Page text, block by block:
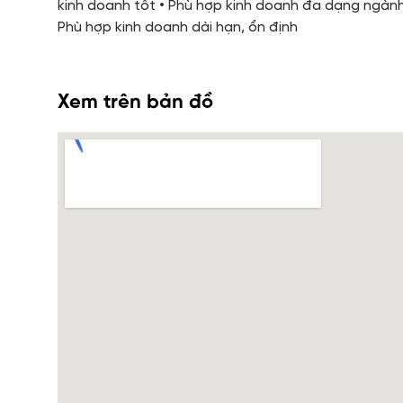
kinh doanh tốt • Phù hợp kinh doanh đa dạng
Phù hợp kinh doanh dài hạn, ổn định
Xem trên bản đồ